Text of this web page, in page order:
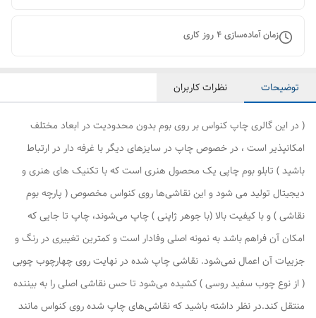
زمان آماده‌سازی4روز کاری
توضیحات نظرات کاربران
( در این گالری چاپ کنواس بر روی بوم بدون محدودیت در ابعاد مختلف
امکانپذیر است ، در خصوص چاپ در سایزهای دیگر با غرفه دار در ارتباط
باشید ) تابلو بوم چاپی یک محصول هنری است که با تکنیک های هنری و
دیجیتال تولید می شود و این نقاشی‌ها روی کنواس مخصوص ( پارچه بوم
نقاشی ) و با کیفیت بالا (با جوهر ژاپنی ) چاپ می‌شوند، چاپ تا جایی که
امکان آن فراهم باشد به نمونه اصلی وفادار است و کمترین تغییری در رنگ و
جزییات آن اعمال نمی‌شود. نقاشی چاپ شده در نهایت روی چهارچوب چوبی
( از نوع چوب سفید روسی ) کشیده می‌شود تا حس نقاشی اصلی را به بیننده
منتقل کند.در نظر داشته باشید که نقاشی‌های چاپ شده روی کنواس مانند